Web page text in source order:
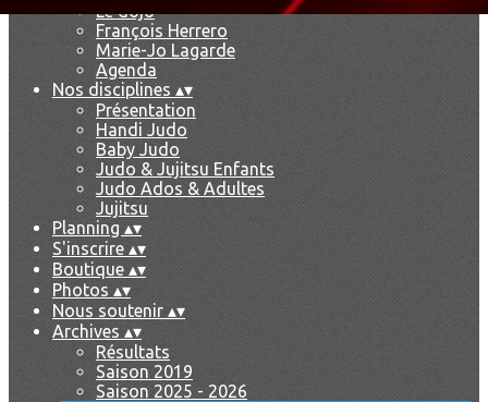
Le dojo
François Herrero
Marie-Jo Lagarde
Agenda
Nos disciplines ▴▾
Présentation
Handi Judo
Baby Judo
Judo & Jujitsu Enfants
Judo Ados & Adultes
Jujitsu
Planning ▴▾
S'inscrire ▴▾
Boutique ▴▾
Photos ▴▾
Nous soutenir ▴▾
Archives ▴▾
Résultats
Saison 2019
Saison 2025 - 2026